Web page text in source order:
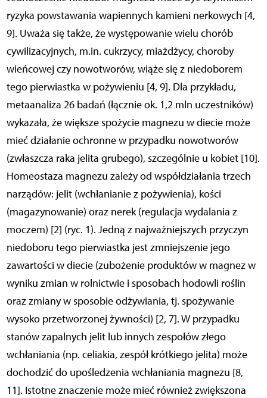
ryzyka powstawania wapiennych kamieni nerkowych [4,
9]. Uważa się także, że występowanie wielu chorób
cywilizacyjnych, m.in. cukrzycy, miażdżycy, choroby
wieńcowej czy nowotworów, wiąże się z niedoborem
tego pierwiastka w pożywieniu [4, 9]. Dla przykładu,
metaanaliza 26 badań (łącznie ok. 1,2 mln uczestników)
wykazała, że ​​większe spożycie magnezu w diecie może
mieć działanie ochronne w przypadku nowotworów
(zwłaszcza raka jelita grubego), szczególnie u kobiet [10].
Homeostaza magnezu zależy od współdziałania trzech
narządów: jelit (wchłanianie z pożywienia), kości
(magazynowanie) oraz nerek (regulacja wydalania z
moczem) [2] (ryc. 1). Jedną z najważniejszych przyczyn
niedoboru tego pierwiastka jest zmniejszenie jego
zawartości w diecie (zubożenie produktów w magnez w
wyniku zmian w rolnictwie i sposobach hodowli roślin
oraz zmiany w sposobie odżywiania, tj. spożywanie
wysoko przetworzonej żywności) [2, 7]. W przypadku
stanów zapalnych jelit lub innych zespołów złego
wchłaniania (np. celiakia, zespół krótkiego jelita) może
dochodzić do upośledzenia wchłaniania magnezu [8,
11]. Istotne znaczenie może mieć również zwiększona